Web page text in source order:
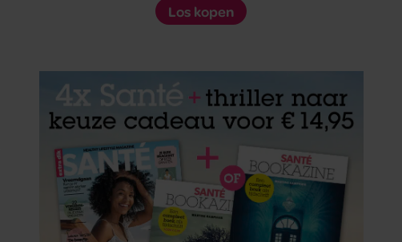
Los kopen